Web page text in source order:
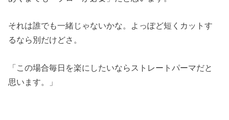
それは誰でも一緒じゃないかな。よっぽど短くカットす
るなら別だけどさ。
「この場合毎日を楽にしたいならストレートパーマだと
思います。」